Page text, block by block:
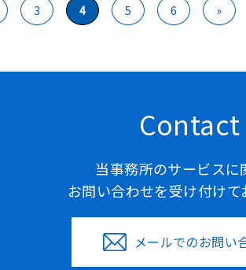
3 4 5 6 »
Contact
当事務所のサービスに
お問い合わせを受け付けて
メールでのお問い